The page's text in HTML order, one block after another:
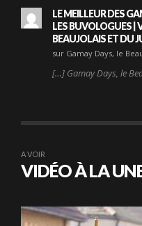
LE MEILLEUR DES
LES BUVOLOGUES |
BEAUJOLAIS ET DU
sur Gamay Days, le
[…] Gamay Days, le
A VOIR
VIDÉO À LA